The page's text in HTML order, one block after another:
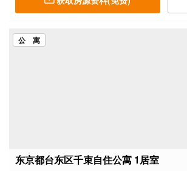
公 寓
东京都台东区千束自住公寓 1居室